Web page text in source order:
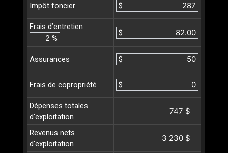
Impôt foncier $
Frais d’entretien
%
$
Assurances $
Frais de copropriété $
Dépenses totales
d'exploitation
747 $
Revenus nets
d'exploitation
3 230 $